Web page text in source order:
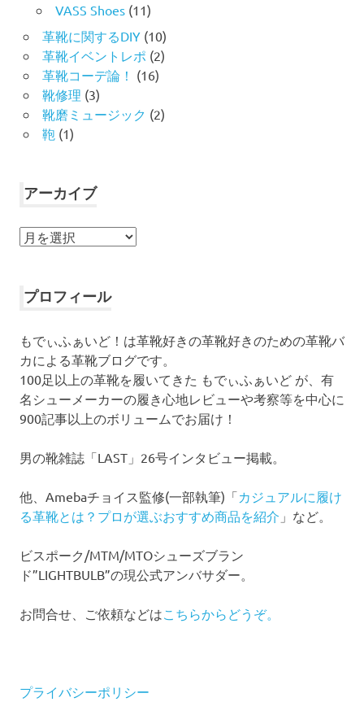
VASS Shoes(11)
革靴に関するDIY(10)
革靴イベントレポ (2)
革靴コーデ論！ (16)
靴修理 (3)
靴磨ミュージック (2)
鞄 (1)
アーカイブ
ア
イ
プロフィール
もでぃふぁいど！は革靴好きの革靴好きのための革靴バ
カによる革靴ブログです。
100足以上の革靴を履いてきた もでぃふぁいど が、有
名シューメーカーの履き心地レビューや考察等を中心に
900記事以上のボリュームでお届け！
男の靴雑誌「LAST」26号インタビュー掲載。
他、Amebaチョイス監修(一部執筆)「カジュアルに履け
る革靴とは？プロが選ぶおすすめ商品を紹介 」など。
ビスポーク/MTM/MTOシューズブラン
ド”LIGHTBULB”の現公式アンバサダー。
お問合せ、ご依頼などは こちらからどうぞ。
プライバシーポリシー